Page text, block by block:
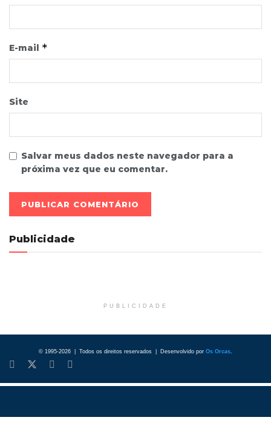
E-mail *
Site
Salvar meus dados neste navegador para a
próxima vez que eu comentar.
Publicidade
PUBLICIDADE
© 1995-2026 | Todos os direitos reservados | Desenvolvido por Os Orcas